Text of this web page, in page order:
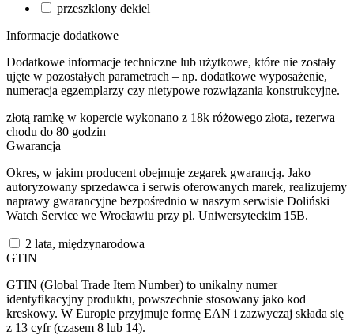
przeszklony dekiel
Informacje dodatkowe
Dodatkowe informacje techniczne lub użytkowe, które nie zostały
ujęte w pozostałych parametrach – np. dodatkowe wyposażenie,
numeracja egzemplarzy czy nietypowe rozwiązania konstrukcyjne.
złotą ramkę w kopercie wykonano z 18k różowego złota, rezerwa
chodu do 80 godzin
Gwarancja
Okres, w jakim producent obejmuje zegarek gwarancją. Jako
autoryzowany sprzedawca i serwis oferowanych marek, realizujemy
naprawy gwarancyjne bezpośrednio w naszym serwisie Doliński
Watch Service we Wrocławiu przy pl. Uniwersyteckim 15B.
2 lata, międzynarodowa
GTIN
GTIN (Global Trade Item Number) to unikalny numer
identyfikacyjny produktu, powszechnie stosowany jako kod
kreskowy. W Europie przyjmuje formę EAN i zazwyczaj składa się
z 13 cyfr (czasem 8 lub 14).